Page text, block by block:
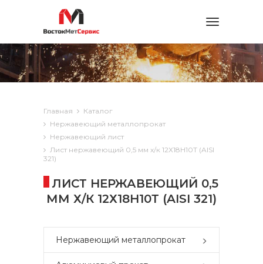
Toggle
Главная
Каталог
Нержавеющий металлопрокат
Нержавеющий лист
Лист нержавеющий 0,5 мм х/к 12Х18Н10Т (AISI
321)
ЛИСТ НЕРЖАВЕЮЩИЙ 0,5
ММ Х/К 12Х18Н10Т (AISI 321)
Нержавеющий металлопрокат